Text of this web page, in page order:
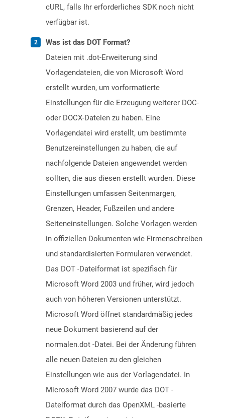
cURL, falls Ihr erforderliches SDK noch nicht
verfügbar ist.
Was ist das DOT Format?
Dateien mit .dot-Erweiterung sind
Vorlagendateien, die von Microsoft Word
erstellt wurden, um vorformatierte
Einstellungen für die Erzeugung weiterer DOC-
oder DOCX-Dateien zu haben. Eine
Vorlagendatei wird erstellt, um bestimmte
Benutzereinstellungen zu haben, die auf
nachfolgende Dateien angewendet werden
sollten, die aus diesen erstellt wurden. Diese
Einstellungen umfassen Seitenmargen,
Grenzen, Header, Fußzeilen und andere
Seiteneinstellungen. Solche Vorlagen werden
in offiziellen Dokumenten wie Firmenschreiben
und standardisierten Formularen verwendet.
Das DOT -Dateiformat ist spezifisch für
Microsoft Word 2003 und früher, wird jedoch
auch von höheren Versionen unterstützt.
Microsoft Word öffnet standardmäßig jedes
neue Dokument basierend auf der
normalen.dot -Datei. Bei der Änderung führen
alle neuen Dateien zu den gleichen
Einstellungen wie aus der Vorlagendatei. In
Microsoft Word 2007 wurde das DOT -
Dateiformat durch das OpenXML -basierte